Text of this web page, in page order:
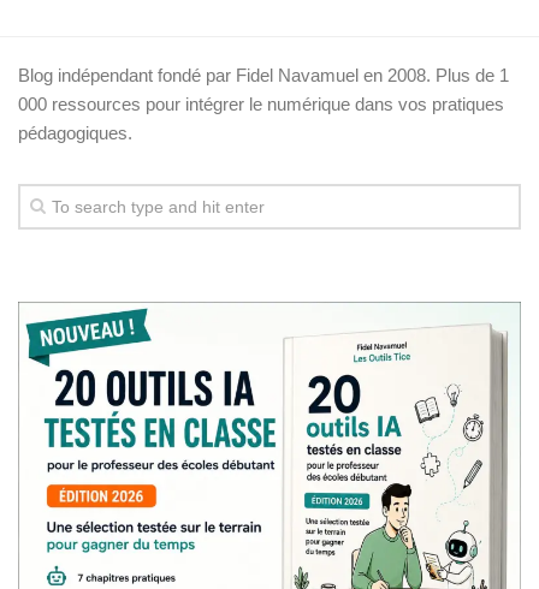
Blog indépendant fondé par Fidel Navamuel en 2008. Plus de 1
000 ressources pour intégrer le numérique dans vos pratiques
pédagogiques.